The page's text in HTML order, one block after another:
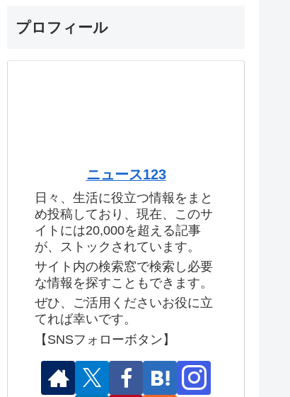
プロフィール
ニュース123
日々、生活に役立つ情報をまと
め投稿しており、現在、このサ
イトには20,000を超える記事
が、ストックされています。
サイト内の検索窓で検索し必要
な情報を探すこともできます。
ぜひ、ご活用くださいお役に立
てれば幸いです。
【SNSフォローボタン】